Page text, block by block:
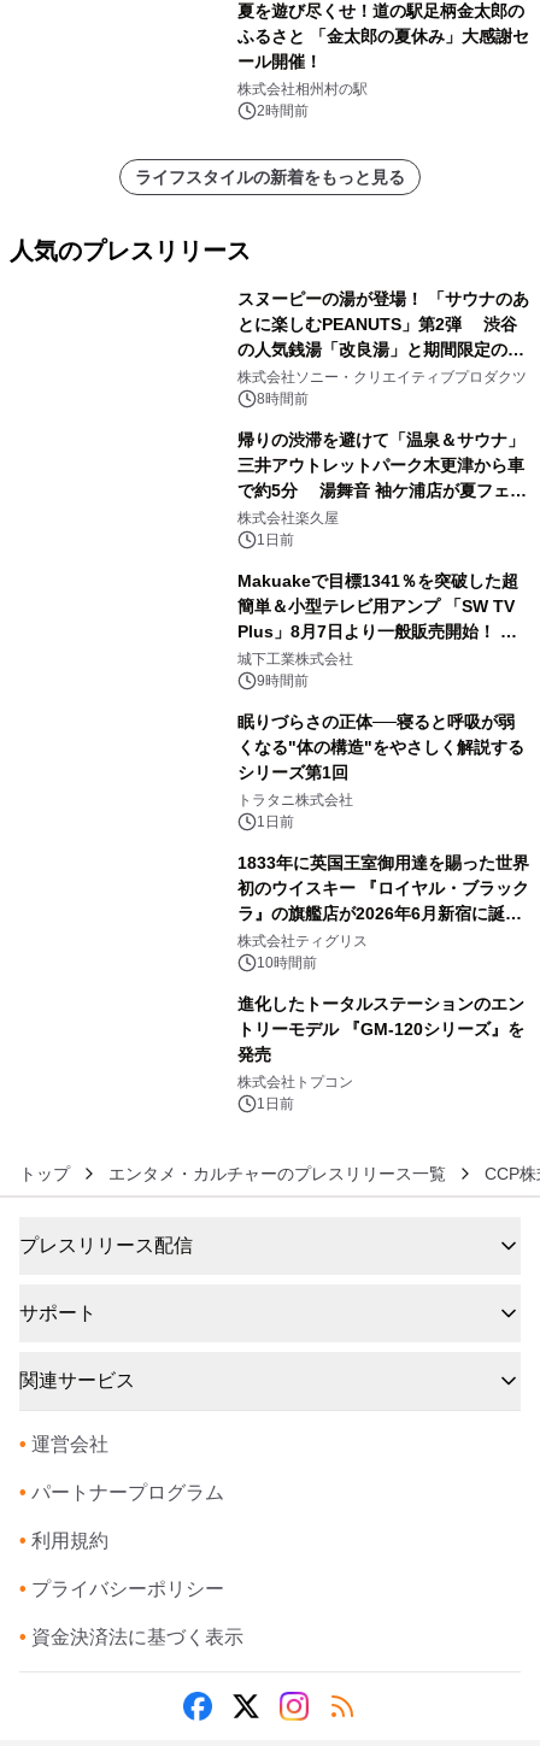
夏を遊び尽くせ！道の駅足柄金太郎の
ふるさと 「金太郎の夏休み」大感謝セ
ール開催！
株式会社相州村の駅
2時間前
ライフスタイルの新着をもっと見る
人気のプレスリリース
スヌーピーの湯が登場！ 「サウナのあ
とに楽しむPEANUTS」第2弾 渋谷
の人気銭湯「改良湯」と期間限定のコ
ラボレーション サウナイキタイコラ
ボグッズも発売決定！
株式会社ソニー・クリエイティブプロダクツ
8時間前
帰りの渋滞を避けて「温泉＆サウナ」
三井アウトレットパーク木更津から車
で約5分 湯舞音 袖ケ浦店が夏フェア
メニューを提供
株式会社楽久屋
1日前
Makuakeで目標1341％を突破した超
簡単＆小型テレビ用アンプ 「SW TV
Plus」8月7日より一般販売開始！ ケ
ーブル1本つなぐだけ、テレビの音が
ぐっと豊かに
城下工業株式会社
9時間前
眠りづらさの正体──寝ると呼吸が弱
くなる"体の構造"をやさしく解説する
シリーズ第1回
トラタニ株式会社
1日前
1833年に英国王室御用達を賜った世界
初のウイスキー 『ロイヤル・ブラック
ラ』の旗艦店が2026年6月新宿に誕
生 バカルディ ジャパンと連携した
没入型バー「BAR Arca」
株式会社ティグリス
10時間前
進化したトータルステーションのエン
トリーモデル 『GM-120シリーズ』を
発売
株式会社トプコン
1日前
トップ エンタメ・カルチャーのプレスリリース一覧 CCP
プレスリリース配信
サポート
関連サービス
• 運営会社
• パートナープログラム
• 利用規約
• プライバシーポリシー
• 資金決済法に基づく表示